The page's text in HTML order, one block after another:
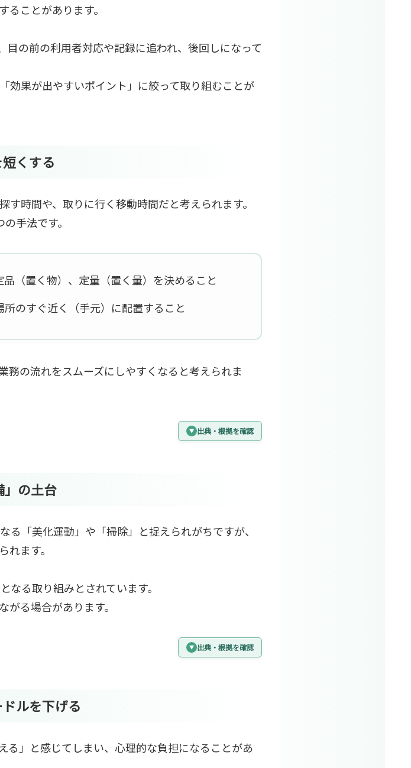
ることがあります。
目の前の利用者対応や記録に追われ、後回しになって
効果が出やすいポイント」に絞って取り組むことが
くする
時間や、取りに行く移動時間だと考えられます。
手法です。
品（置く物）、定量（置く量）を決めること
のすぐ近く（手元）に配置すること
務の流れをスムーズにしやすくなると考えられま
出典・根拠を確認
」の土台
「美化運動」や「掃除」と捉えられがちですが、
ます。
なる取り組みとされています。
る場合があります。
出典・根拠を確認
ルを下げる
る」と感じてしまい、心理的な負担になることがあ